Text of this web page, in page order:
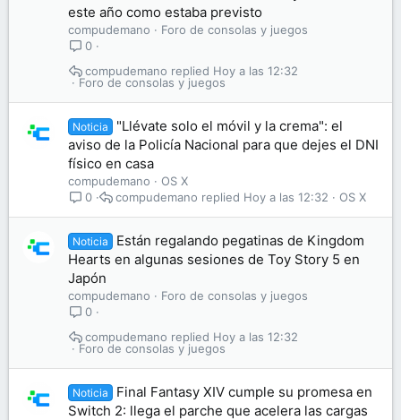
este año como estaba previsto
compudemano
Foro de consolas y juegos
0
Foro de consolas y juegos
Hoy a las 12:32
compudemano
Noticia
"Llévate solo el móvil y la crema": el
aviso de la Policía Nacional para que dejes el DNI
físico en casa
compudemano
OS X
0
OS X
Hoy a las 12:32
compudemano
Noticia
Están regalando pegatinas de Kingdom
Hearts en algunas sesiones de Toy Story 5 en
Japón
compudemano
Foro de consolas y juegos
0
Foro de consolas y juegos
Hoy a las 12:32
compudemano
Noticia
Final Fantasy XIV cumple su promesa en
Switch 2: llega el parche que acelera las cargas